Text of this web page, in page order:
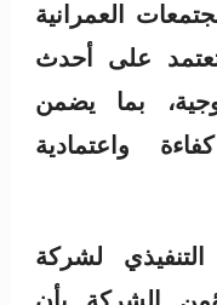
العمرانية
تعتمد على أحدث
بما يضمن
واعتمادية
لشركة